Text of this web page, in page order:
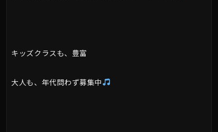
キッズクラスも、豊富
大人も、年代問わず募集中